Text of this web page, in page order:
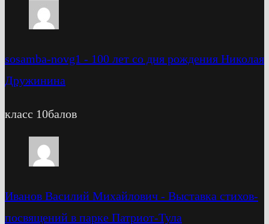
sosamba-novg1 - 100 лет со дня рождения Николая
Дружинина
класс 10балов
Иванов Василий Михайлович - Выставка стихов-
посвящений в парке Патриот-Тула